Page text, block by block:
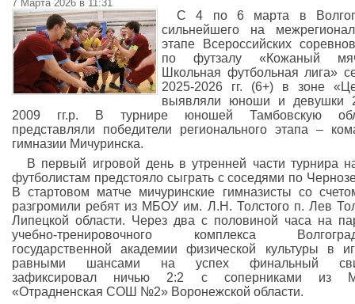
7 Марта 2026 в 11:31
С 4 по 6 марта в
сильнейшего на
этапе Всероссийских
по футзалу «Кожаный
Школьная футбольная лига»
2025-2026 гг. (6+) в зоне
выявляли юноши и девушки
2009 гг.р. В турнире юношей Тамбовскую
представляли победители регионального этапа –
гимназии Мичуринска.
В первый игровой день в утренней части турнира
футболистам предстояло сыграть с соседями по
В стартовом матче мичуринские гимназисты со
разгромили ребят из МБОУ им. Л.Н. Толстого п. Лев
Липецкой области. Через два с половиной часа на
учебно-тренировочного комплекса
государственной академии физической культуры в
равными шансами на успех финальный
зафиксировал ничью 2:2 с соперниками из
«Отрадненская СОШ №2» Воронежской области.